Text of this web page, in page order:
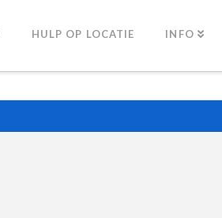
HULP OP LOCATIE INFO